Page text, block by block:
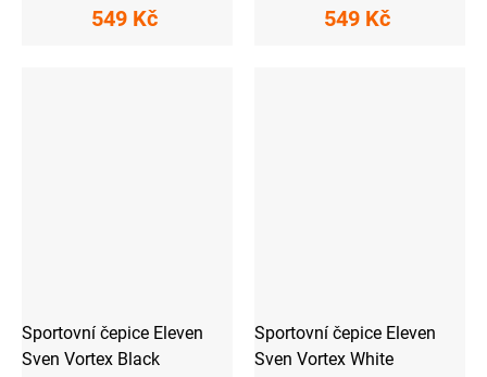
549 Kč 549 Kč
Sportovní čepice Eleven
Sven Vortex Black
Sportovní čepice Eleven
Sven Vortex White